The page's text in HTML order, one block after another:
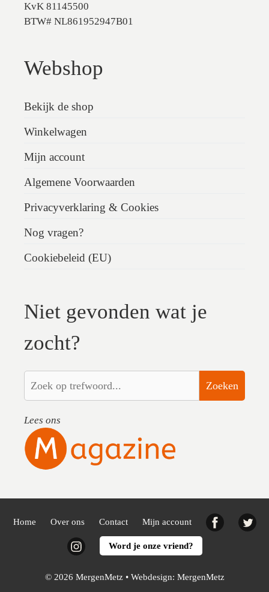
KvK 81145500
BTW# NL861952947B01
Webshop
Bekijk de shop
Winkelwagen
Mijn account
Algemene Voorwaarden
Privacyverklaring & Cookies
Nog vragen?
Cookiebeleid (EU)
Niet gevonden wat je
zocht?
Zoeken
Lees ons
Home Over ons Contact Mijn account Facebook
InstagramWord je onze vriend?
© 2026 MergenMetz • Webdesign: MergenMetz